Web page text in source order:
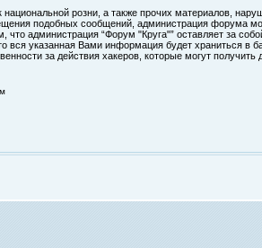
национальной розни, а также прочих материалов,
подобных сообщений, администрация форума
администрация “Форум "Круга"” оставляет за
вся указанная Вами информация будет храниться в
за действия хакеров, которые могут получить